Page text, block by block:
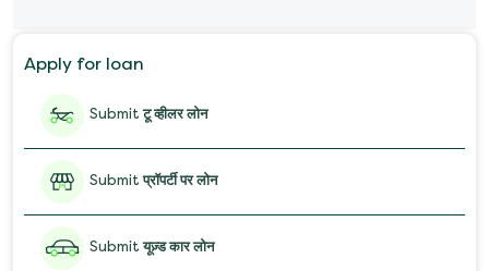
Salary Advance Loan
Apply for loan
Submitटू व्हीलर लोन
Submitप्रॉपर्टी पर लोन
Submitयूज़्ड कार लोन